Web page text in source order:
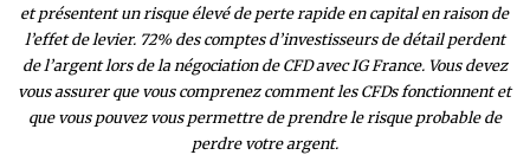
et présentent un risque élevé de perte rapide en capital en raison de
l’effet de levier. 72% des comptes d’investisseurs de détail perdent
de l’argent lors de la négociation de CFD avec IG France. Vous devez
vous assurer que vous comprenez comment les CFDs fonctionnent et
que vous pouvez vous permettre de prendre le risque probable de
perdre votre argent.